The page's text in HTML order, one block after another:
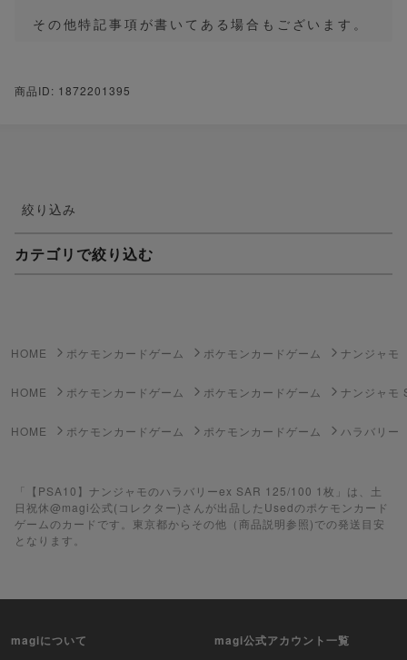
その他特記事項が書いてある場合もございます。
商品ID: 1872201395
絞り込み
カテゴリで絞り込む
ポケカ（未開封BOX）
遊戯王（未開封BOX）
HOME ポケモンカードゲーム ポケモンカードゲーム ナンジャモ
HOME ポケモンカードゲーム ポケモンカードゲーム ナンジャモ
HOME ポケモンカードゲーム ポケモンカードゲーム ハラバリー
「【PSA10】ナンジャモのハラバリーex SAR 125/100 1枚」は、土
日祝休@magi公式(コレクター)さんが出品したUsedのポケモンカード
ゲームのカードです。東京都からその他（商品説明参照)での発送目安
となります。
magiについて magi公式アカウント一覧